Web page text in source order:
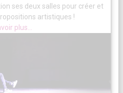
ses deux salles pour créer et
artistiques !
plus...